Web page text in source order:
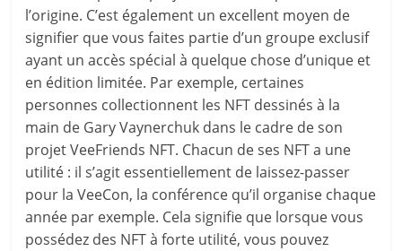
l’origine. C’est également un excellent moyen de
signifier que vous faites partie d’un groupe exclusif
ayant un accès spécial à quelque chose d’unique et
en édition limitée. Par exemple, certaines
personnes collectionnent les NFT dessinés à la
main de Gary Vaynerchuk dans le cadre de son
projet VeeFriends NFT. Chacun de ses NFT a une
utilité : il s’agit essentiellement de laissez-passer
pour la VeeCon, la conférence qu’il organise chaque
année par exemple. Cela signifie que lorsque vous
possédez des NFT à forte utilité, vous pouvez